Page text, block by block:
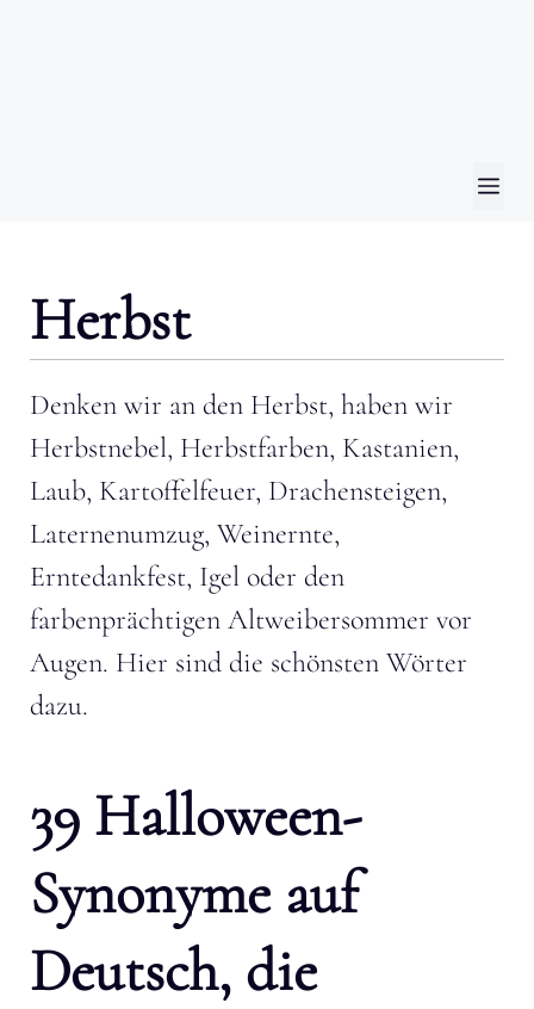
Herbst
Denken wir an den Herbst, haben wir
Herbstnebel, Herbstfarben, Kastanien,
Laub, Kartoffelfeuer, Drachensteigen,
Laternenumzug, Weinernte,
Erntedankfest, Igel oder den
farbenprächtigen Altweibersommer vor
Augen. Hier sind die schönsten Wörter
dazu.
39 Halloween-
Synonyme auf
Deutsch, die